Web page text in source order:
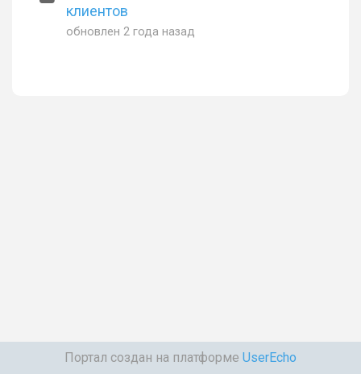
клиентов
обновлен2 года назад
Портал создан на платформе UserEcho